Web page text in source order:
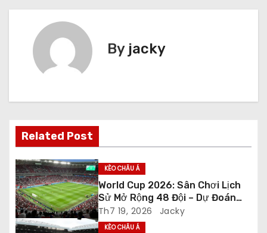
ớ
n
g
b
à
By jacky
Related Post
KÈO CHÂU Á
World Cup 2026: Sân Chơi Lịch
Sử Mở Rộng 48 Đội – Dự Đoán
Trước Giờ Khai Mạc
Th7 19, 2026 Jacky
KÈO CHÂU Á